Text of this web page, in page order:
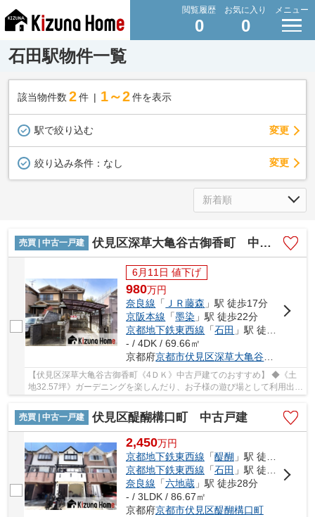
閲覧履歴
0
お気に入り
0
メニュー
石田駅物件一覧
該当物件数 2件 1～2 件を表示
駅で絞り込む 変更
絞り込み条件： なし 変更
売買 | 中古一戸建 伏見区深草大亀谷古御香町 中古戸建
6月11日 値下げ
980万円
奈良線 「 ＪＲ藤森 」駅 徒歩17分
京阪本線 「墨染 」駅 徒歩22分
京都地下鉄東西線 「石田 」駅 徒歩29分
- / 4DK / 69.66㎡
京都府京都市伏見区深草大亀谷古御香町
【伏見区深草大亀谷古御香町《4ＤＫ》中古戸建てのおすすめ】 ◆《土
地32.57坪》ガーデニングを楽しんだり、お子様の遊び場として利用出来
売買 | 中古一戸建
伏見区醍醐構口町 中古戸建
2,450万円
京都地下鉄東西線 「醍醐」駅 徒歩13分
京都地下鉄東西線 「石田 」駅 徒歩14分
奈良線 「六地蔵」駅 徒歩28分
- / 3LDK / 86.67㎡
京都府京都市伏見区醍醐構口町